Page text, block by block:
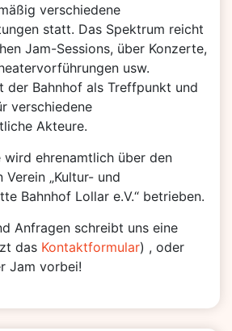
verschiedene
statt. Das Spektrum reicht
Jam-Sessions, über Konzerte,
usw.
der Bahnhof als Treffpunkt und
verschiedene
Akteure.
wird ehrenamtlich über den
„Kultur- und
Bahnhof Lollar e.V.“ betrieben.
Anfragen schreibt uns eine
das Kontaktformular) , oder
Jam vorbei!